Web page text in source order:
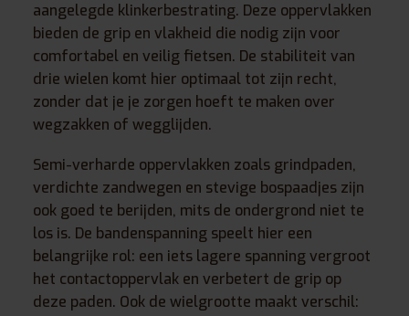
aangelegde klinkerbestrating. Deze oppervlakken
bieden de grip en vlakheid die nodig zijn voor
comfortabel en veilig fietsen. De stabiliteit van
drie wielen komt hier optimaal tot zijn recht,
zonder dat je je zorgen hoeft te maken over
wegzakken of wegglijden.
Semi-verharde oppervlakken zoals grindpaden,
verdichte zandwegen en stevige bospaadjes zijn
ook goed te berijden, mits de ondergrond niet te
los is. De bandenspanning speelt hier een
belangrijke rol: een iets lagere spanning vergroot
het contactoppervlak en verbetert de grip op
deze paden. Ook de wielgrootte maakt verschil: